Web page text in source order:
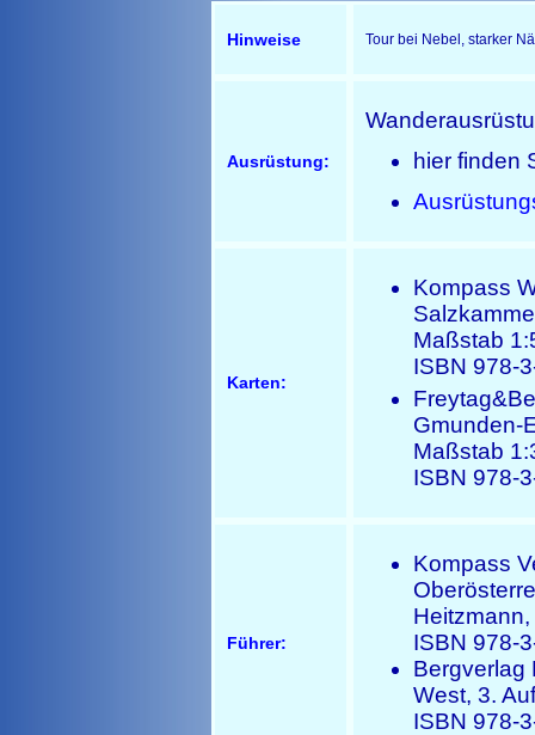
Hinweise Tour bei Nebel, starker
Ausrüstung:
hier finden
Karten:
Kompass
Maßstab
ISBN 978-
Gmunden-
Maßstab
ISBN 978-
Führer:
Kompass
Heitzmann,
ISBN 978-
Bergverlag
West, 3.
ISBN 978-